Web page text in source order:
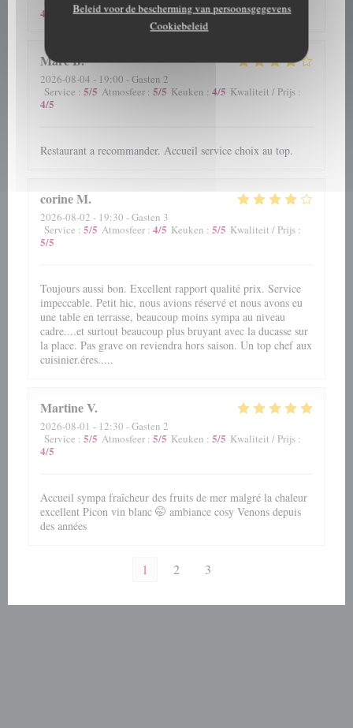
Beleid voor de bescherming van persoonsgegevens
Cookiebeleid
4
MarcB
2026-08-04 - 19:00 - Gasten 2
Service : 5/5 Atmosfeer : 5/5 Keuken : 4/5 Kwaliteit / Prijs :
4/5
Restaurant a recommander. Accueil service choix au top.
corineM
2026-08-02 - 19:30 - Gasten 3
Service : 5/5 Atmosfeer : 4/5 Keuken : 5/5 Kwaliteit / Prijs :
5/5
Toujours aussi bon. Excellent rapport qualité prix. Service
impeccable. Petit hic, nous avions réservé et nous avons eu
une table en terrasse, beaucoup moins sympa au niveau
cadre....et surtout beaucoup plus bruyant avec la ducasse sur
la place. Pas grave on reviendra hors saison. Un top chef aux
cuisinier.éres.....
MartineV
2026-08-01 - 12:30 - Gasten 2
Service : 5/5 Atmosfeer : 5/5 Keuken : 5/5 Kwaliteit / Prijs :
4/5
Accueil sympa fraîcheur des fruits de mer malgré la chaleur
excellent Picon vin blanc 🤭 ambiance cosy Venons depuis
des années
1 2 3